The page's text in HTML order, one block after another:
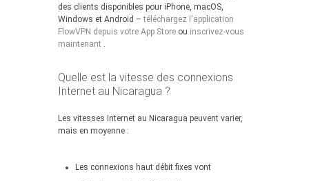
des clients disponibles pour iPhone, macOS,
Windows et Android –téléchargez l'application
FlowVPN depuis votre App Store ou inscrivez-vous
maintenant .
Quelle est la vitesse des connexions
Internet au Nicaragua ?
Les vitesses Internet au Nicaragua peuvent varier,
mais en moyenne :
Les connexions haut débit fixes vont